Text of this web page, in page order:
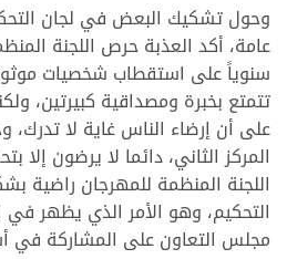
وحول تشكيك البعض في لجان
عامة، أكد العذبة حرص اللجنة
سنوياً على استقطاب شخصيات
تتمتع بخبرة ومصداقية كبيرتين،
على أن إرضاء الناس غاية لا تدرك،
المركز الثاني، دائما لا يرضون إلا
اللجنة المنظمة للمهرجان راضية
التحكيم، وهو الأمر الذي يظهر في
مجلس التعاون على المشاركة في